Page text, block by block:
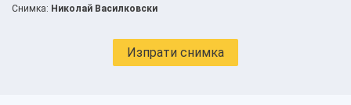
Снимка: Николай Василковски
Изпрати снимка